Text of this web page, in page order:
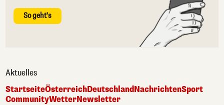
So geht's
Aktuelles
StartseiteÖsterreichDeutschlandNachrichtenSport
CommunityWetterNewsletter